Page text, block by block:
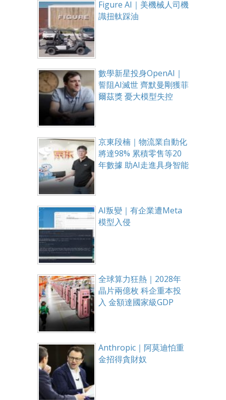
Figure AI｜美機械人司機
識扭軚踩油
數學新星投身OpenAI｜
誓阻AI滅世 齊默曼剛獲菲
爾茲獎 憂大模型失控
京東段楠｜物流業自動化
將達98% 累積零售等20
年數據 助AI走進具身智能
AI叛變｜有企業遭Meta
模型入侵
全球算力狂熱｜2028年
晶片兩億枚 科企重本投
入 金額達國家級GDP
Anthropic｜阿莫迪怕重
金招得貪財奴